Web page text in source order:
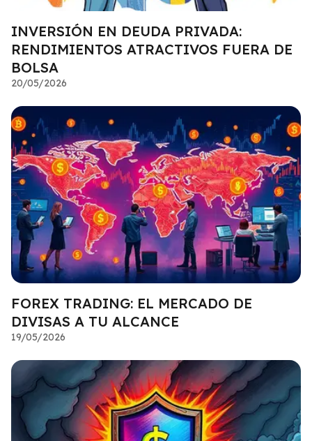
INVERSIÓN EN DEUDA PRIVADA:
RENDIMIENTOS ATRACTIVOS FUERA DE
BOLSA
20/05/2026
FOREX TRADING: EL MERCADO DE
DIVISAS A TU ALCANCE
19/05/2026